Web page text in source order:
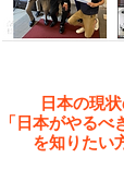
日本の現
「日本がやるべ
を知りたい